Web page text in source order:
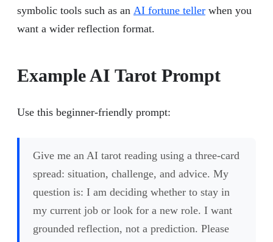
symbolic tools such as an AI fortune teller when you
want a wider reflection format.
Example AI Tarot Prompt
Use this beginner-friendly prompt:
Give me an AI tarot reading using a three-card
spread: situation, challenge, and advice. My
question is: I am deciding whether to stay in
my current job or look for a new role. I want
grounded reflection, not a prediction. Please